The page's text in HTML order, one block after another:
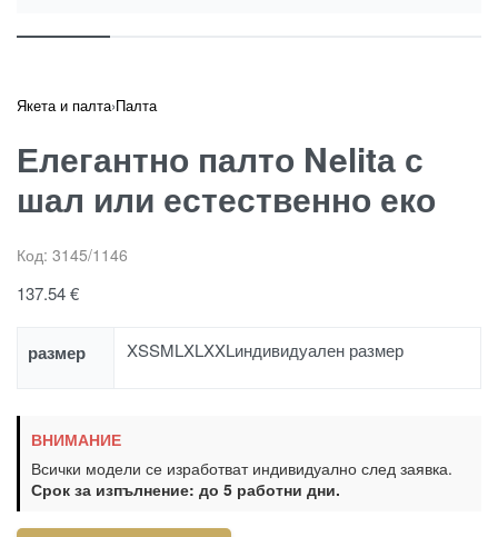
Якета и палта›Палта
Елегантно палто Nelitа с
шал или естественно еко
Код: 3145/1146
137.54€
размер XSSMLXLXXLиндивидуален размер
ВНИМАНИЕ
Всички модели се изработват индивидуално след заявка.
Срок за изпълнение: до 5 работни дни.